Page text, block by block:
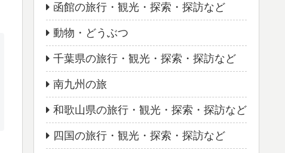
函館の旅行・観光・探索・探訪など
動物・どうぶつ
千葉県の旅行・観光・探索・探訪など
南九州の旅
和歌山県の旅行・観光・探索・探訪など
四国の旅行・観光・探索・探訪など